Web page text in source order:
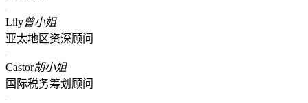
Lily曾小姐
亚太地区资深顾问
Castor胡小姐
国际税务筹划顾问